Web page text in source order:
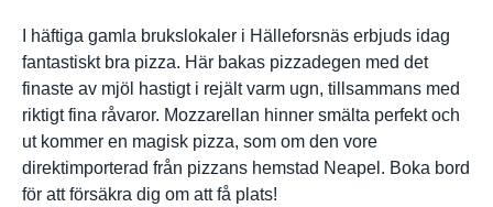
I häftiga gamla brukslokaler i Hälleforsnäs erbjuds idag
fantastiskt bra pizza. Här bakas pizzadegen med det
finaste av mjöl hastigt i rejält varm ugn, tillsammans med
riktigt fina råvaror. Mozzarellan hinner smälta perfekt och
ut kommer en magisk pizza, som om den vore
direktimporterad från pizzans hemstad Neapel. Boka bord
för att försäkra dig om att få plats!